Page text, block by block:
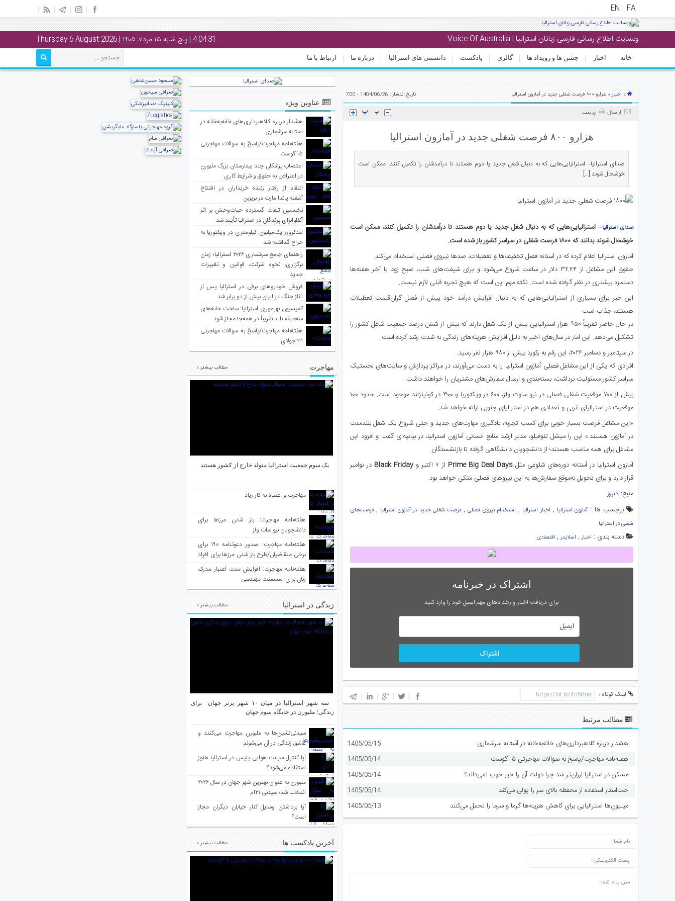
FA
EN
وبسایت اطلاع رسانی فارسی زبانان استرالیا | Voice Of Australia 4:04:32 | پنج شنبه ۱۵ مرداد ۱۴۰۵ | Thursday 6 August 2026
خانه اخبار جشن ها و رویداد ها گالری پادکست دانستنی های استرالیا درباره ما ارتباط با ما
اصلی
خانه
» اخبار» هزارو ۸۰۰ فرصت شغلی جدید در آمازون استرالیا تاریخ انتشار : 1404/06/26 - 7:00
ارسال پرینت
هزارو ۸۰۰ فرصت شغلی جدید در آمازون استرالیا
صدای استرالیا– استرالیایی‌هایی که به دنبال شغل جدید یا دوم هستند تا درآمدشان را تکمیل کنند، ممکن است
خوشحال شوند […]
صدای استرالیا– استرالیایی‌هایی که به دنبال شغل جدید یا دوم هستند تا درآمدشان را تکمیل کنند، ممکن است
خوشحال شوند بدانند که ۱۸۰۰ فرصت شغلی در سراسر کشور باز شده است.
آمازون استرالیا اعلام کرده که در آستانه فصل تخفیف‌ها و تعطیلات، صدها نیروی فصلی استخدام می‌کند.
حقوق این مشاغل از ۳۲.۶۴ دلار در ساعت شروع می‌شود و برای شیفت‌های شب، صبح زود یا آخر هفته‌ها
دستمزد بیشتری در نظر گرفته شده است. نکته مهم این است که هیچ تجربه قبلی لازم نیست.
این خبر برای بسیاری از استرالیایی‌هایی که به دنبال افزایش درآمد خود پیش از فصل گران‌قیمت تعطیلات
هستند، جذاب است.
در حال حاضر تقریباً ۹۵۰ هزار استرالیایی بیش از یک شغل دارند که بیش از شش درصد جمعیت شاغل کشور را
تشکیل می‌دهد. این آمار در سال‌های اخیر به دلیل افزایش هزینه‌های زندگی به شدت رشد کرده است.
در سپتامبر و دسامبر ۲۰۲۴، این رقم به رکورد بیش از ۹۸۰ هزار نفر رسید.
افرادی که یکی از این مشاغل فصلی آمازون استرالیا را به دست می‌آورند، در مراکز پردازش و سایت‌های لجستیک
سراسر کشور مسئولیت برداشت، بسته‌بندی و ارسال سفارش‌های مشتریان را خواهند داشت.
بیش از ۷۰۰ موقعیت شغلی فصلی در نیو ساوت ولز، ۶۰۰ در ویکتوریا و ۳۰۰ در کوئینزلند موجود است. حدود ۱۰۰
موقعیت در استرالیای غربی و تعدادی هم در استرالیای جنوبی ارائه خواهد شد.
«این مشاغل فرصت بسیار خوبی برای کسب تجربه، یادگیری مهارت‌های جدید و حتی شروع یک شغل بلندمدت
در آمازون هستند.» این را میشل تئوفیلو، مدیر ارشد منابع انسانی آمازون استرالیا، در بیانیه‌ای گفت و افزود این
مشاغل برای همه مناسب هستند؛ از دانشجویان دانشگاهی گرفته تا بازنشستگان.
آمازون استرالیا در آستانه دوره‌های شلوغی مثل Prime Big Deal Days از ۷ اکتبر و Black Friday در نوامبر
قرار دارد و برای تحویل به‌موقع سفارش‌ها به این نیروهای فصلی متکی خواهد بود.
منبع: ۹ نیوز
برچسب ها : آمازون استرالیا , اخبار استرالیا , استخدام نیروی فصلی, فرصت شغلی جدید در آمازون استرالیا ,فرصت‌های
شغلی در استرالیا
دسته بندی : اخبار, اسلایدر, اقتصادی
اشتراک در خبرنامه
برای دریافت اخبار و رخدادهای مهم ایمیل خود را وارد کنید
اشتراک
لینک کوتاه :
مطالب مرتبط
هشدار درباره کلاهبرداری‌های خانه‌به‌خانه در آستانه سرشماری 1405/05/15
هفته‌نامه مهاجرت/پاسخ به سوالات مهاجرتی ۵ آگوست 1405/05/14
مسکن در استرالیا ارزان‌تر شد چرا دولت آن را خبر خوب نمی‌داند؟ 1405/05/14
جت‌استار استفاده از محفظه بالای سر را پولی می‌کند 1405/05/14
میلیون‌ها استرالیایی برای کاهش هزینه‌ها گرما و سرما را تحمل می‌کنند 1405/05/13
ارسال دیدگاه
عناوین ویژه
هشدار درباره کلاهبرداری‌های خانه‌به‌خانه در
آستانه سرشماری
هفته‌نامه مهاجرت/پاسخ به سوالات مهاجرتی
۵ آگوست
اعتصاب پزشکان چند بیمارستان بزرگ ملبورن
در اعتراض به حقوق و شرایط کاری
انتقاد از رفتار زننده خریداران در افتتاح
آشفته پاندا مارت در بریزبن
نخستین تلفات گسترده حیات‌وحش بر اثر
آنفلوانزای پرندگان در استرالیا تأیید شد
لندکروزر یک‌میلیون کیلومتری در ویکتوریا به
حراج گذاشته شد
راهنمای جامع سرشماری ۲۰۲۶ استرالیا؛ زمان
برگزاری، نحوه شرکت، قوانین و تغییرات
جدید
فروش خودروهای برقی در استرالیا پس از
آغاز جنگ در ایران بیش از دو برابر شد
کمیسیون بهره‌وری استرالیا: ساخت خانه‌های
سه‌طبقه باید تقریباً در همه‌جا مجاز شود
هفته‌نامه مهاجرت/پاسخ به سوالات مهاجرتی
۳۱ جولای
مهاجرت مطالب بیشتر »
یک سوم جمعیت استرالیا متولد خارج از کشور هستند
مهاجرت و اعتیاد به کار زیاد
هفته‌نامه مهاجرت: باز شدن مرزها برای
دانشجویان نیو سات ولز
هفته‌نامه مهاجرت: صدور دعوتنامه ۱۹۰ برای
برخی متقاضیان/طرح باز شدن مرزها برای افراد
واکسینه شده
هفته‌نامه مهاجرت: افزایش مدت اعتبار مدرک
زبان برای اسسمنت مهندسی
زندگی در استرالیا مطالب بیشتر »
سه شهر استرالیا در میان ۱۰ شهر برتر جهان برای
زندگی؛ ملبورن در جایگاه سوم جهان
سیدنی‌نشین‌ها به ملبورن مهاجرت می‌کنند و
عاشق زندگی در آن می‌شوند
آیا کنترل سرعت هوایی پلیس در استرالیا هنوز
استفاده می‌شود؟
ملبورن به عنوان بهترین شهر جهان در سال ۲۰۲۶
انتخاب شد؛ سیدنی ۲۱‌ام
آیا برداشتن وسایل کنار خیابان دیگران مجاز
است؟
آخرین پادکست ها مطالب بیشتر »